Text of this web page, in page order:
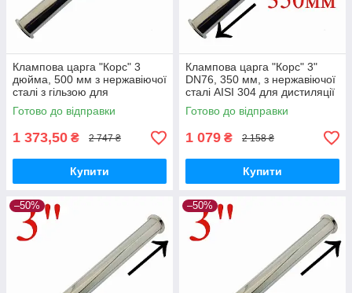
Клампова царга "Корс" 3
дюйма, 500 мм з нержавіючої
сталі з гільзою для
термометра 6х8 мм для
дистиляції
Готово до відправки
1 373,50 ₴ 2 747 ₴
Купити
Клампова царга "Корс" 3"
DN76, 350 мм, з нержавіючої
сталі AISI 304 для дистиляції
та ректифікації
Готово до відправки
1 079 ₴ 2 158 ₴
Купити
–50% –50%